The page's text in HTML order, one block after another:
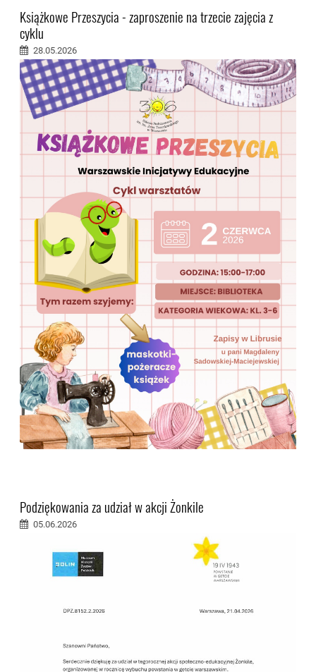
Książkowe Przeszycia - zaproszenie na trzecie zajęcia z
cyklu
28.05.2026
Podziękowania za udział w akcji Żonkile
05.06.2026